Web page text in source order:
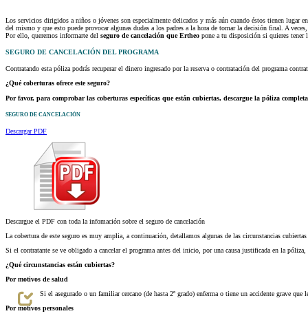
Los servicios dirigidos a niños o jóvenes son especialmente delicados y más aún cuando éstos tienen lugar
del mismo y que esto puede provocar algunas dudas a los padres a la hora de tomar la decisión final. A
Por ello, queremos informarte del seguro de cancelación que Ertheo pone a tu disposición si quieres tener
SEGURO DE CANCELACIÓN DEL PROGRAMA
Contratando esta póliza podrás recuperar el dinero ingresado por la reserva o contratación del programa
¿Qué coberturas ofrece este seguro?
Por favor, para comprobar las coberturas específicas que están cubiertas, descargue la póliza
SEGURO DE CANCELACIÓN
Descargar PDF
Descargue el PDF con toda la infomación sobre el seguro de cancelación
La cobertura de este seguro es muy amplia, a continuación, detallamos algunas de las circunstancias
Si el contratante se ve obligado a cancelar el programa antes del inicio, por una causa justificada en la
¿Qué circunstancias están cubiertas?
Por motivos de salud
Si el asegurado o un familiar cercano (de hasta 2º grado) enferma o tiene un accidente grave
Por motivos personales